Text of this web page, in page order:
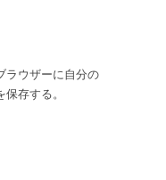
ラウザーに自分の
存する。